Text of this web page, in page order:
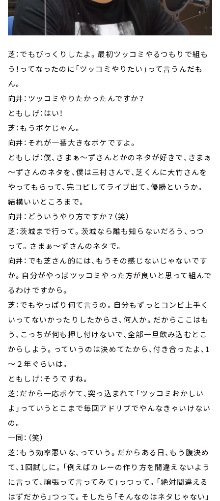
芝：でもびっくりしたよ。最初ツッコミやるつもりで組も
う！ってなったのに「ツッコミやりたい」って言うんだも
ん。
向井：ツッコミやりたかったんですか？
ともしげ：はい！
芝：もうボケじゃん。
向井：それが一番大きなボケですよ。
ともしげ：僕、さまぁ～ずさんとかのネタが好きで、さまぁ
～ずさんのネタを、僕は三村さんで、芝くんに大竹さんを
やってもらって、完コピしてライブ出て、優勝というか。
結構いいところまで。
向井：どういうやり方ですか？（笑）
芝：茨城まで行って。茨城なら誰も知らないだろう、っつ
って。さまぁ～ずさんのネタで。
向井：でも芝さん的には、もうその感じないじゃないです
か。自分がやっぱツッコミやった方が良いと思って組んで
るわけですから。
芝：でもやっぱり何て言うの。自分もずっとコンビ上手く
いってないかったりしたからさ、何人か。だからここはも
う、こっちが何も押し付けないで、全部一旦飲み込むとこ
からしよう。っていうのは決めてたから、付き合ったよ、1
～２年ぐらいは。
ともしげ：そうですね。
芝：だから一応ボケて、突っ込まれて「ツッコミおかしい
よ」っていうとこまで毎回アドリブでやんなきゃいけない
の。
一同：（笑）
芝：もう効率悪いな、っていう。だからある日、もう腹決め
て、1回試しに。「例えばカレーの作り方を間違えないよう
に言って、頑張って言ってみて」っつって。「絶対間違える
はずだから」つって。そしたら「そんなのはネタじゃない」